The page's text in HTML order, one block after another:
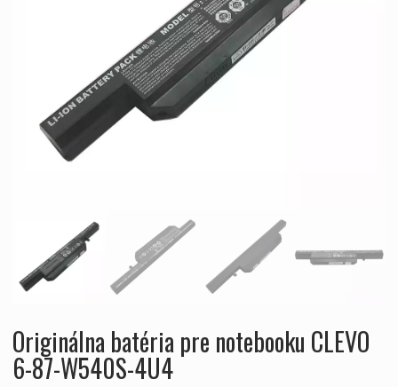
Originálna batéria pre notebooku CLEVO
6-87-W540S-4U4